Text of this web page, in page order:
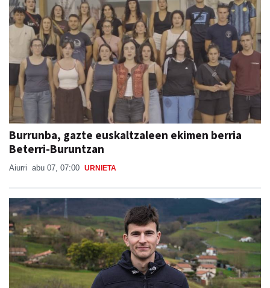
Burrunba, gazte euskaltzaleen ekimen berria
Beterri-Buruntzan
Aiurri abu 07, 07:00 URNIETA